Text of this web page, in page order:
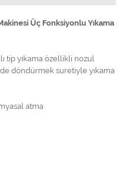
Üç Fonksiyonlu Yıkama
tip yıkama özellikli nozul
döndürmek suretiyle yıkama
atma